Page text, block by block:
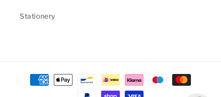
Stationery
Betaalmethoden